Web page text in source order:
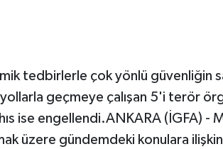
tedbirlerle çok yönlü güvenliğin
yollarla geçmeye çalışan 5'i terör
ise engellendi.ANKARA (İGFA) -
üzere gündemdeki konulara ilişkin